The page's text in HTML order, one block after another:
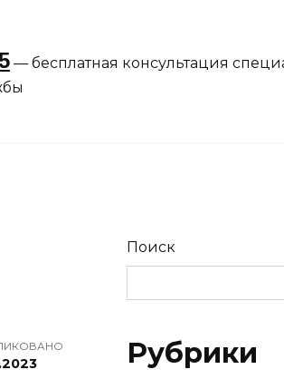
— бесплатная консультация
Поиск
Рубрики